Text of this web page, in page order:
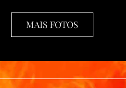
MAIS FOTOS